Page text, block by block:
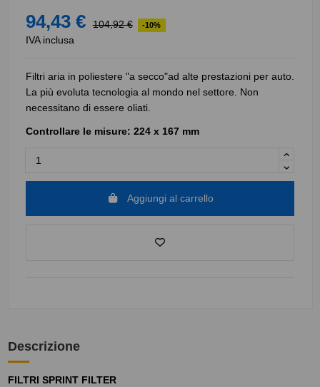
94,43 € 104,92 € -10%
IVA inclusa
Filtri aria in poliestere "a secco"ad alte prestazioni per auto.
La più evoluta tecnologia al mondo nel settore. Non
necessitano di essere oliati.
Controllare le misure: 224 x 167 mm
Aggiungi al carrello
Descrizione
FILTRI SPRINT FILTER